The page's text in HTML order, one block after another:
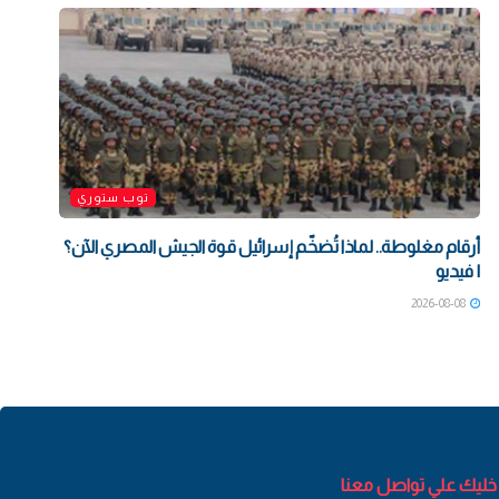
توب ستوري
أرقام مغلوطة.. لماذا تُضخّم إسرائيل قوة الجيش المصري الآن؟
| فيديو
2026-08-08
خليك علي تواصل معنا